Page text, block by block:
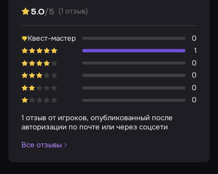
5.0/5 (1 отзыв)
Квест-мастер
0
1
0
0
0
0
1 отзыв от игроков, опубликованный после
авторизации по почте или через соцсети
Все отзывы